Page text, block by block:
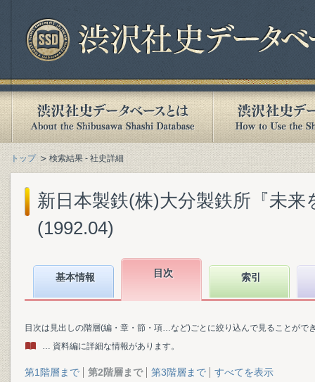
トップ 検索結果 - 社史詳細
新日本製鉄(株)大分製鉄所『未
(1992.04)
基本情報 目次 索引
目次は見出しの階層(編・章・節・項…など)ごとに絞り込んで見ることがで
… 資料編に詳細な情報があります。
第1階層まで 第2階層まで 第3階層まで すべてを表示